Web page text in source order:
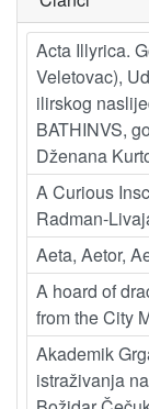
Acta Illyrica.
Veletovac),
ilirskog
BATHINVS,
Dženana
A Curious
Radman-
Aeta, Aetor,
A hoard of
from the City
Akademik
istraživanja